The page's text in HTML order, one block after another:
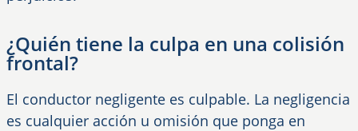
¿Quién tiene la culpa en una colisión
frontal?
El conductor negligente es culpable. La negligencia
es cualquier acción u omisión que ponga en